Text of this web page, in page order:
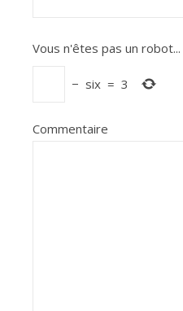
Vous n'êtes pas un robot...
− six = 3
Commentaire